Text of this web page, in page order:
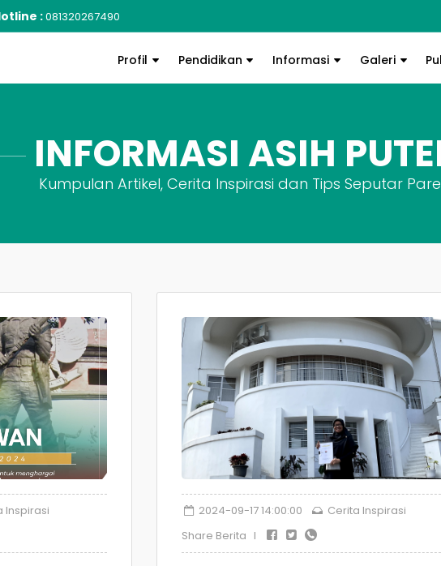
:081320267490
Profil Pendidikan Informasi Galeri
INFORMASI ASIH
Kumpulan Artikel, Cerita Inspirasi dan Tips Seputar
Inspirasi
2024-09-17 14:00:00
Cerita Inspirasi
Share Berita I